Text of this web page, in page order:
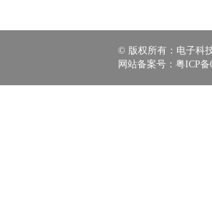
© 版权所有：电子科
网站备案号： 粤ICP备